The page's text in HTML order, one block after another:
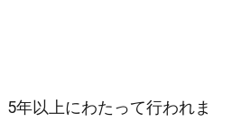
年以上にわたって行われま